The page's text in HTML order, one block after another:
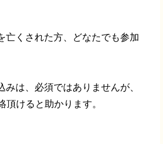
亡くされた方、どなたでも参加
は、必須ではありませんが、
けると助かります。